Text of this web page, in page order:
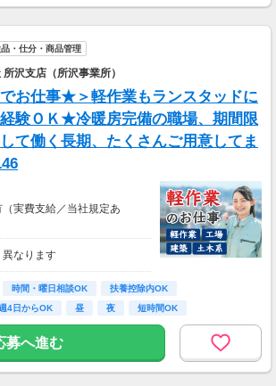
・仕分・商品管理
沢支店（所沢事業所）
お仕事★＞軽作業もランスタッドに
験ＯＫ★冷暖房完備の職場、期間限
て働く長期、たくさんご用意してま
実費支給／当社規定あ
・勤務地により異なります
なります
時間・曜日相談OK
扶養控除内OK
4日からOK 昼 夜 短時間OK
募へ進む